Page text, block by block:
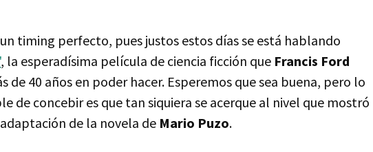
timing perfecto, pues justos estos días se está hablando
, la esperadísima película de ciencia ficción que Francis Ford
de 40 años en poder hacer. Esperemos que sea buena, pero lo
de concebir es que tan siquiera se acerque al nivel que mostró
de la novela de Mario Puzo.